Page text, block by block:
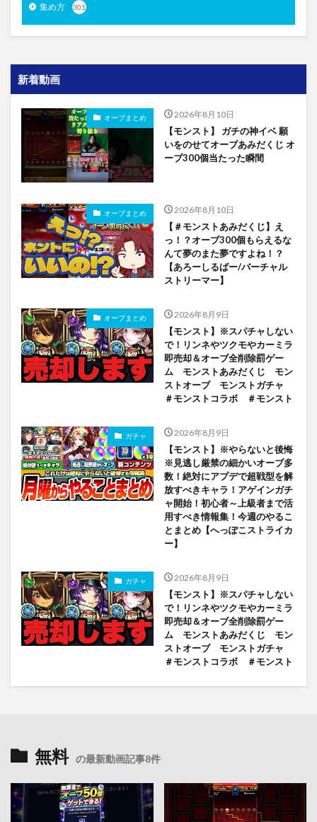
集め方 301
新着動画
オーブまとめ 2026年8月10日
【モンスト】 ガチの神イベ 願
いをのせてオーブあみだくじ オ
ーブ300個当たった瞬間
オーブまとめ 2026年8月10日
【＃モンストあみだくじ】え
っ！？オーブ300個もらえるな
んて夢のまた夢ですよね！？
【あろーしるばー/バーチャル
ストリーマー】
オーブまとめ 2026年8月9日
【モンスト】※スパチャしない
で！リンネやツクモやカーミラ
即売却＆オーブ全削除罰ゲー
ム モンストあみだくじ モン
ストオーブ モンストガチャ
＃モンストコラボ ＃モンスト
ガチャ 2026年8月9日
【モンスト】※やらないと後悔
※見逃し厳禁の細かいオーブ多
数！絶対にアプデで超戦型を解
放すべきキャラ！アゲインガチ
ャ開始！初心者～上級者まで活
用すべき情報集！今週のやるこ
とまとめ【へっぽこストライカ
ー】
ガチャ 2026年8月9日
【モンスト】※スパチャしない
で！リンネやツクモやカーミラ
即売却＆オーブ全削除罰ゲー
ム モンストあみだくじ モン
ストオーブ モンストガチャ
＃モンストコラボ ＃モンスト
無料 の最新動画記事8件